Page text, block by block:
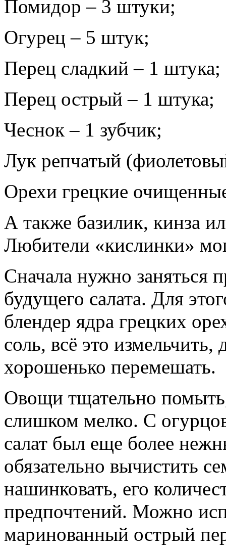
Помидор – 3 штуки;
Огурец – 5 штук;
Перец сладкий – 1 штука;
Перец острый – 1 штука;
Чеснок – 1 зубчик;
Лук репчатый
Орехи грецкие
А также базилик, кинза
Любители «кислинки»
Сначала нужно заняться
будущего салата. Для
блендер ядра грецких
соль, всё это
хорошенько перемешать.
Овощи тщательно
слишком мелко. С
салат был еще более
обязательно вычистить
нашинковать, его
предпочтений. Можно
маринованный острый